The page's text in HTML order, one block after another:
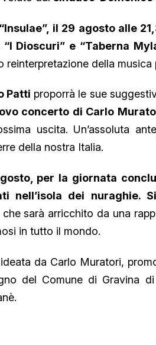
il 29 agosto alle
Dioscuri” e “Taberna
reinterpretazione della musica
Patti proporrà le sue
concerto di Carlo
uscita. Un’assoluta
della nostra Italia.
per la giornata
nell’isola dei nuraghie.
sarà arricchito da una
in tutto il mondo.
da Carlo Muratori,
del Comune di Gravina